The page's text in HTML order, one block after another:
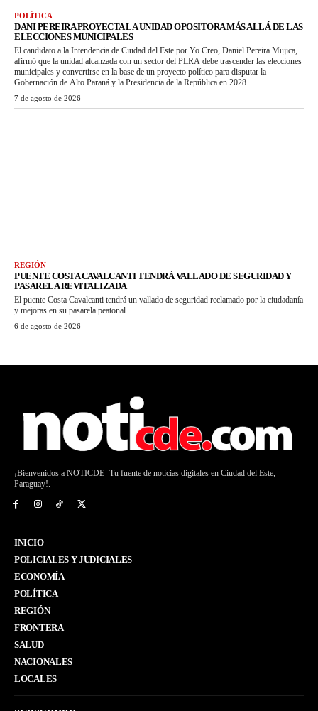
POLÍTICA
DANI PEREIRA PROYECTA LA UNIDAD OPOSITORA MÁS ALLÁ DE LAS
ELECCIONES MUNICIPALES
El candidato a la Intendencia de Ciudad del Este por Yo Creo, Daniel Pereira Mujica,
afirmó que la unidad alcanzada con un sector del PLRA debe trascender las elecciones
municipales y convertirse en la base de un proyecto político para disputar la
Gobernación de Alto Paraná y la Presidencia de la República en 2028.
7 de agosto de 2026
REGIÓN
PUENTE COSTA CAVALCANTI TENDRÁ VALLADO DE SEGURIDAD Y
PASARELA REVITALIZADA
El puente Costa Cavalcanti tendrá un vallado de seguridad reclamado por la ciudadanía
y mejoras en su pasarela peatonal.
6 de agosto de 2026
¡Bienvenidos a NOTICDE- Tu fuente de noticias digitales en Ciudad del Este,
Paraguay!.
INICIO
POLICIALES Y JUDICIALES
ECONOMÍA
POLÍTICA
REGIÓN
FRONTERA
SALUD
NACIONALES
LOCALES